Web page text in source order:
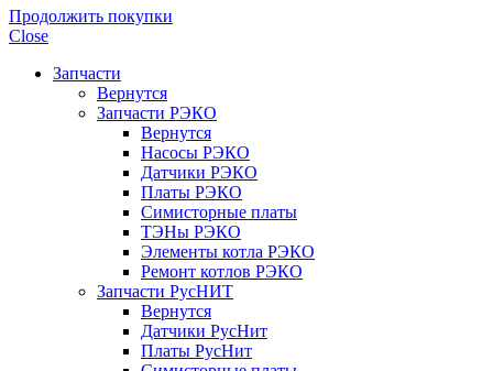
Продолжить покупки
Close
Запчасти
Вернутся
Запчасти РЭКО
Вернутся
Насосы РЭКО
Датчики РЭКО
Платы РЭКО
Симисторные платы
ТЭНы РЭКО
Элементы котла РЭКО
Ремонт котлов РЭКО
Запчасти РусНИТ
Вернутся
Датчики РусНит
Платы РусНит